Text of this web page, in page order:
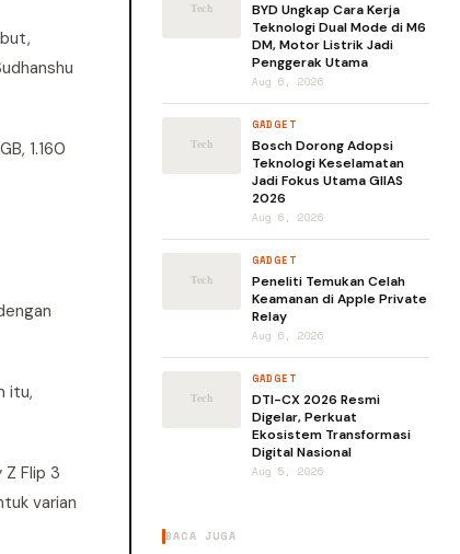
1.160
itu,
Z Flip 3
varian
BYD Ungkap Cara Kerja
Teknologi Dual Mode di M6
DM, Motor Listrik Jadi
Penggerak Utama
Aug 6, 2026
GADGET
Bosch Dorong Adopsi
Teknologi Keselamatan
Jadi Fokus Utama GIIAS
2026
Aug 6, 2026
GADGET
Peneliti Temukan Celah
Keamanan di Apple Private
Relay
Aug 6, 2026
GADGET
DTI-CX 2026 Resmi
Digelar, Perkuat
Ekosistem Transformasi
Digital Nasional
Aug 5, 2026
BACA JUGA